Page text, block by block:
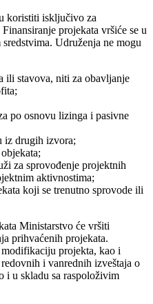
koristiti isključivo za
projekata vršiće se u
Udruženja ne mogu
ili stavova, niti za obavljanje
po osnovu lizinga i pasivne
iz drugih izvora;
za sprovođenje projektnih
aktivnostima;
koji se trenutno sprovode ili
Ministarstvo će vršiti
prihvaćenih projekata.
projekta, kao i
i vanrednih izveštaja o
i u skladu sa raspoloživim